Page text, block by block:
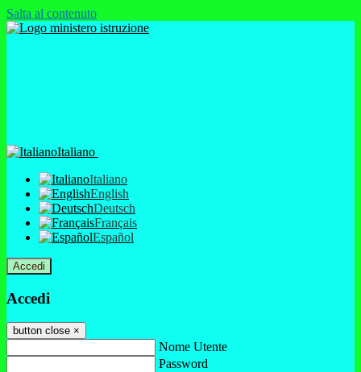
Salta al contenuto
Italiano
Italiano
English
Deutsch
Français
Español
Accedi
Accedi
button close ×
Nome Utente
Password